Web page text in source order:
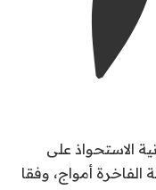
الاستحواذ على
أمواج، وفقا